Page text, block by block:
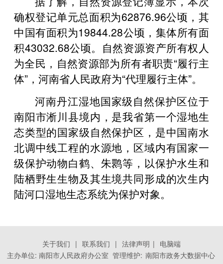
确权登记单元总面积为62876.96公顷，其
中国有面积为19844.28公顷，集体所有面
积43032.68公顷。自然资源资产所有权人
为全民，自然资源部为所有者职责“履行主
体”，河南省人民政府为“代理履行主体”。
河南丹江湿地国家级自然保护区位于
南阳市淅川县境内，是我省第一个湿地生
态类型的国家级自然保护区，是中国南水
北调中线工程的水源地，区域内有国家一
级保护动物白鹤、朱鹮等，以保护水生和
陆栖野生生物及其生境共同形成的次生内
陆河口湿地生态系统为保护对象。
关于我们 | 联系我们 | 法律声明 | 电脑端
主办单位: 南阳市人民政府办公室 管理维护: 南阳市政务大数据中心